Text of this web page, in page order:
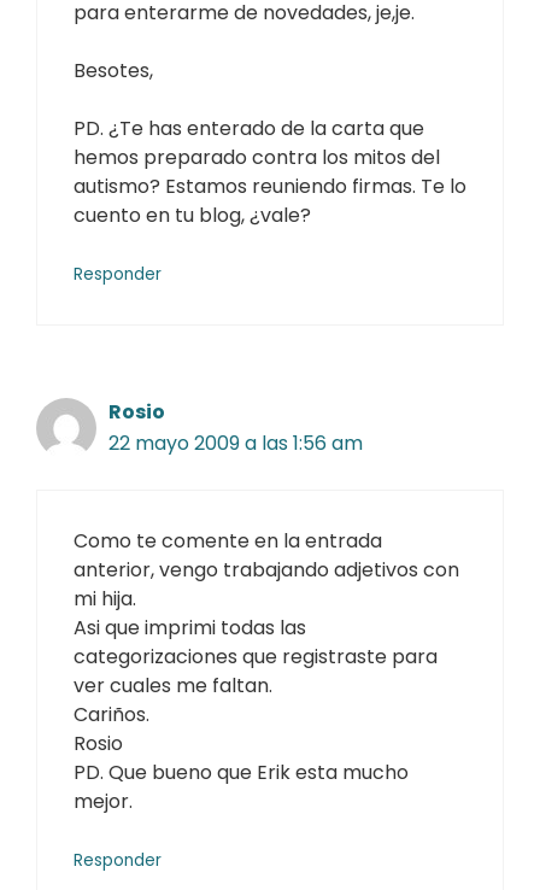
para enterarme de novedades, je,je.
Besotes,
PD. ¿Te has enterado de la carta que
hemos preparado contra los mitos del
autismo? Estamos reuniendo firmas. Te lo
cuento en tu blog, ¿vale?
Responder
Rosio
22 mayo 2009 a las 1:56 am
Como te comente en la entrada
anterior, vengo trabajando adjetivos con
mi hija.
Asi que imprimi todas las
categorizaciones que registraste para
ver cuales me faltan.
Cariños.
Rosio
PD. Que bueno que Erik esta mucho
mejor.
Responder